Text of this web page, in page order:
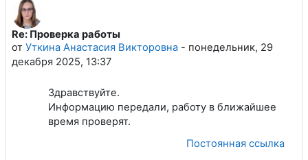
Re: Проверка работы
от Уткина Анастасия Викторовна - понедельник, 29
декабря 2025, 13:37
Количество ответов: 0
Здравствуйте.
Информацию передали, работу в ближайшее
время проверят.
Постоянная ссылка